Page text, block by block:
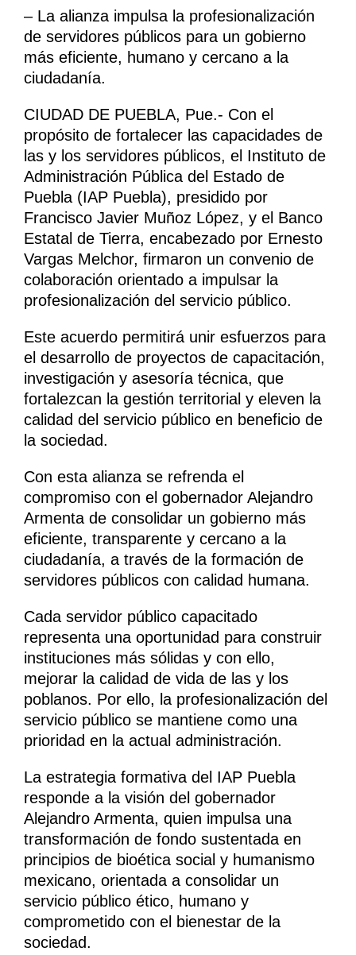
– La alianza impulsa la profesionalización
de servidores públicos para un gobierno
más eficiente, humano y cercano a la
ciudadanía.
CIUDAD DE PUEBLA, Pue.- Con el
propósito de fortalecer las capacidades de
las y los servidores públicos, el Instituto de
Administración Pública del Estado de
Puebla (IAP Puebla), presidido por
Francisco Javier Muñoz López, y el Banco
Estatal de Tierra, encabezado por Ernesto
Vargas Melchor, firmaron un convenio de
colaboración orientado a impulsar la
profesionalización del servicio público.
Este acuerdo permitirá unir esfuerzos para
el desarrollo de proyectos de capacitación,
investigación y asesoría técnica, que
fortalezcan la gestión territorial y eleven la
calidad del servicio público en beneficio de
la sociedad.
Con esta alianza se refrenda el
compromiso con el gobernador Alejandro
Armenta de consolidar un gobierno más
eficiente, transparente y cercano a la
ciudadanía, a través de la formación de
servidores públicos con calidad humana.
Cada servidor público capacitado
representa una oportunidad para construir
instituciones más sólidas y con ello,
mejorar la calidad de vida de las y los
poblanos. Por ello, la profesionalización del
servicio público se mantiene como una
prioridad en la actual administración.
La estrategia formativa del IAP Puebla
responde a la visión del gobernador
Alejandro Armenta, quien impulsa una
transformación de fondo sustentada en
principios de bioética social y humanismo
mexicano, orientada a consolidar un
servicio público ético, humano y
comprometido con el bienestar de la
sociedad.